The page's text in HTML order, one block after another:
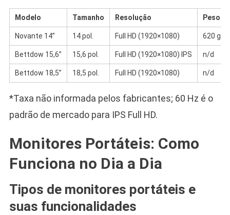
Modelo Tamanho Resolução Peso
Novante 14” 14 pol. Full HD (1920×1080) 620 g
Bettdow 15,6” 15,6 pol. Full HD (1920×1080) IPS n/d
Bettdow 18,5” 18,5 pol. Full HD (1920×1080) n/d
*Taxa não informada pelos fabricantes; 60 Hz é o
padrão de mercado para IPS Full HD.
Monitores Portáteis: Como
Funciona no Dia a Dia
Tipos de monitores portáteis e
suas funcionalidades